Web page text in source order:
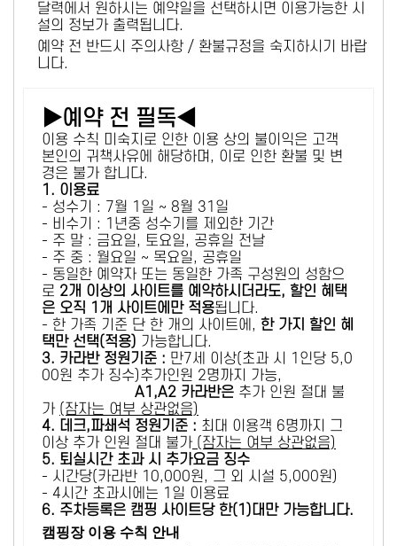
달력에서 원하시는 예약일을 선택하시면 이용가능한 시
설의 정보가 출력됩니다.
예약 전 반드시 주의사항 / 환불규정을 숙지하시기 바랍
니다.
▶예약 전 필독◀
이용 수칙 미숙지로 인한 이용 상의 불이익은 고객
본인의 귀책사유에 해당하며, 이로 인한 환불 및 변
경은 불가 합니다.
1. 이용료
- 성수기 : 7월 1일 ~ 8월 31일
- 비수기 : 1년중 성수기를 제외한 기간
- 주 말 : 금요일, 토요일, 공휴일 전날
- 주 중 : 월요일 ~ 목요일, 공휴일
- 동일한 예약자 또는 동일한 가족 구성원의 성함으
로 2개 이상의 사이트를 예약하시더라도, 할인 혜택
은 오직 1개 사이트에만 적용됩니다.
- 한 가족 기준 단 한 개의 사이트에, 한 가지 할인 혜
택만 선택(적용) 가능합니다.
3. 카라반 정원기준 : 만7세 이상(초과 시 1인당 5,0
00원 추가 징수)추가인원 2명까지 가능,
A1,A2 카라반은 추가 인원 절대 불
가 (잠자는 여부 상관없음)
4. 데크,파쇄석 정원기준 : ​최대 이용객 6명까지 그
이상 추가 인원 절대 불가 (잠자는 여부 상관없음)
5. 퇴실시간 초과 시 추가요금 징수
- 시간당(카라반 10,000원, 그 외 시설 5,000원)
- 4시간 초과시에는 1일 이용료
6. 주차등록은 캠핑 사이트당 한(1)대만 가능합니다.
캠핑장 이용 수칙 안내